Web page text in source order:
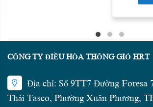
CÔNG TY ĐIỀU HÒA THÔNG GIÓ HRT
Địa chỉ: Số 9TT7 Đường Foresa
Thái Tasco, Phường Xuân Phương,